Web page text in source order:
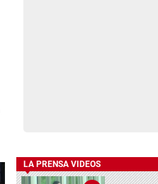
LA PRENSA VIDEOS